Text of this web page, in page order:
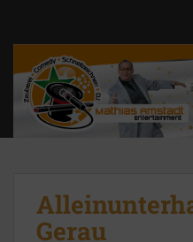
Gerau